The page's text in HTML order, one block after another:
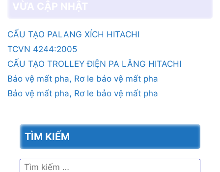
CẤU TẠO PALANG XÍCH HITACHI
TCVN 4244:2005
CẤU TẠO TROLLEY ĐIỆN PA LĂNG HITACHI
Bảo vệ mất pha, Rơ le bảo vệ mất pha
Bảo vệ mất pha, Rơ le bảo vệ mất pha
TÌM KIẾM
Tìm